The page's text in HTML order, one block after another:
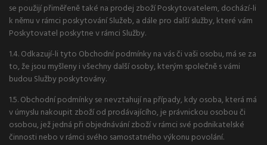
se použijí přiměřeně také na prodej zboží Poskytovatelem, dochází-li
k němu v rámci poskytování Služeb, a dále pro další služby, které vám
Poskytovatel poskytne v rámci Služby.
1.4. Odkazují-li tyto Obchodní podmínky na vás či vaši osobu, má se za
to, že jsou myšleny i všechny další osoby, kterým společně s vámi
budou Služby poskytovány.
1.5. Obchodní podmínky se nevztahují na případy, kdy osoba, která má
v úmyslu nakoupit zboží od prodávajícího, je právnickou osobou či
osobou, jež jedná při objednávání zboží v rámci své podnikatelské
činnosti nebo v rámci svého samostatného výkonu povolání.